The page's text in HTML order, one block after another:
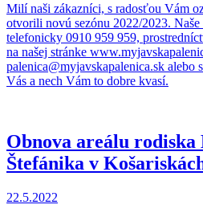
Milí naši zákazníci, s radosťou Vám
otvorili novú sezónu 2022/2023.
telefonicky 0910 959 959,
na našej stránke
palenica@myjavskapalenica.sk alebo
Vás a nech Vám to dobre kvasí.
Obnova areálu
Štefánika v
22.5.2022